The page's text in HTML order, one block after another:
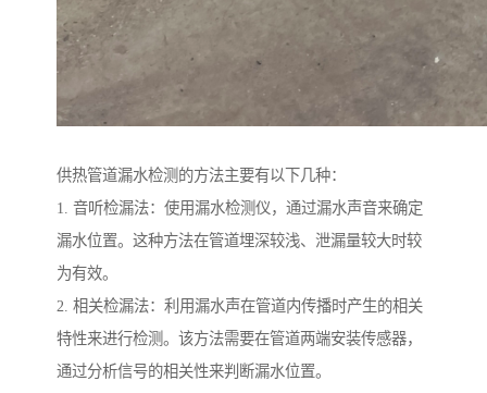
供热管道漏水检测的方法主要有以下几种：
1. 音听检漏法：使用漏水检测仪，通过漏水声音来确定
漏水位置。这种方法在管道埋深较浅、泄漏量较大时较
为有效。
2. 相关检漏法：利用漏水声在管道内传播时产生的相关
特性来进行检测。该方法需要在管道两端安装传感器，
通过分析信号的相关性来判断漏水位置。